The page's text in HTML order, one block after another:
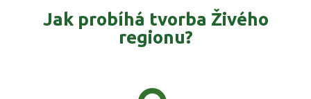
Jak probíhá tvorba Živého
regionu?